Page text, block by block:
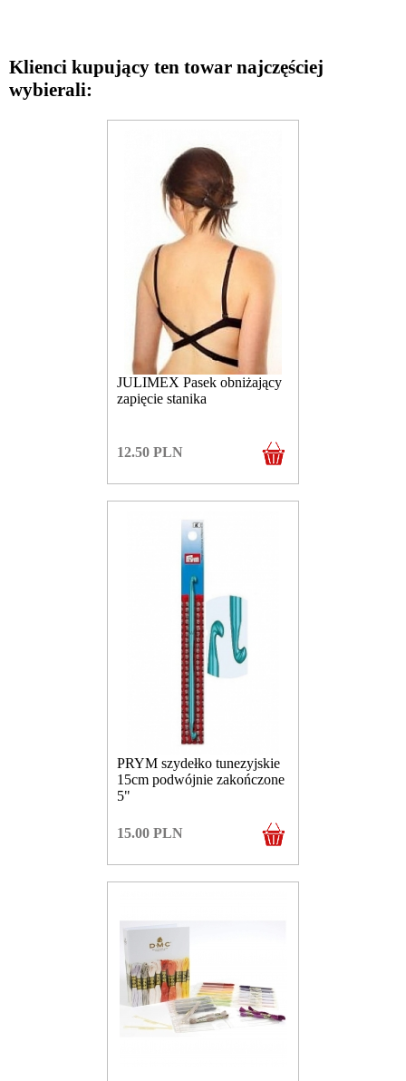
Klienci kupujący ten towar najczęściej
wybierali:
JULIMEX Pasek obniżający
zapięcie stanika
12.50 PLN
PRYM szydełko tunezyjskie
15cm podwójnie zakończone
5"
15.00 PLN